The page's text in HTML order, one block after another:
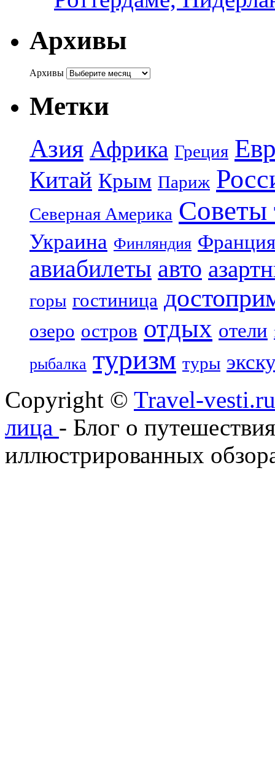
Архивы
Архивы
Метки
Азия Африка Греция
Китай Крым Париж
Северная Америка Советы
Украина Финляндия Франция
авиабилеты авто
горы гостиница
озеро остров отдых отели
рыбалка туризм туры
Copyright © Travel-
лица - Блог о
иллюстрированных